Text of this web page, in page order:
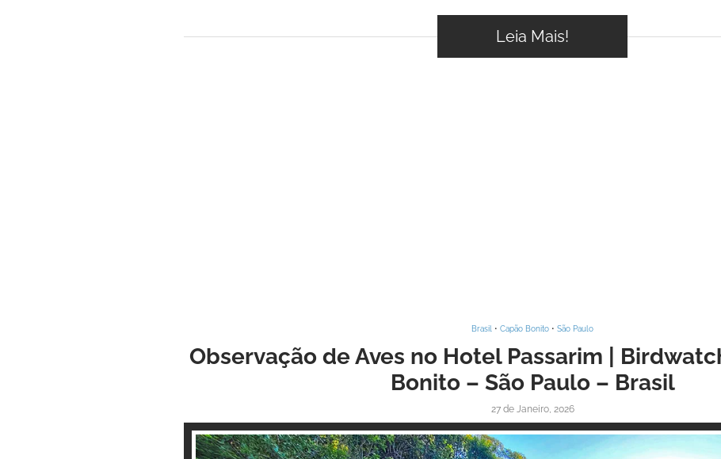
Leia Mais!
Brasil • Capão Bonito • São Paulo
Observação de Aves no Hotel Passarim |
Bonito – São Paulo – Brasil
27 de Janeiro, 2026